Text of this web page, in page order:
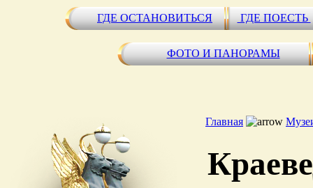
ГДЕ ОСТАНОВИТЬСЯ ГДЕ ПОЕСТЬ
ФОТО И ПАНОРАМЫ
Главная